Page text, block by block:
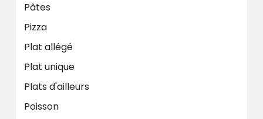
Pâtes
Pizza
Plat allégé
Plat unique
Plats d'ailleurs
Poisson